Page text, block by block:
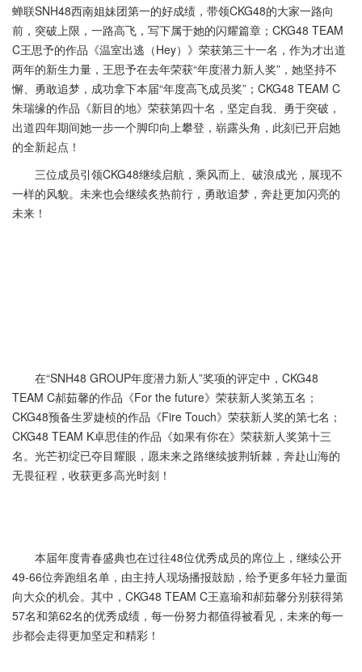
蝉联SNH48西南姐妹团第一的好成绩，带领CKG48的大家一路向
前，突破上限，一路高飞，写下属于她的闪耀篇章；CKG48 TEAM
C王思予的作品《温室出逃（Hey）》荣获第三十一名，作为才出道
两年的新生力量，王思予在去年荣获“年度潜力新人奖”，她坚持不
懈、勇敢追梦，成功拿下本届“年度高飞成员奖”；CKG48 TEAM C
朱瑞缘的作品《新目的地》荣获第四十名，坚定自我、勇于突破，
出道四年期间她一步一个脚印向上攀登，崭露头角，此刻已开启她
的全新起点！
三位成员引领CKG48继续启航，乘风而上、破浪成光，展现不
一样的风貌。未来也会继续炙热前行，勇敢追梦，奔赴更加闪亮的
未来！
在“SNH48 GROUP年度潜力新人”奖项的评定中，CKG48
TEAM C郝茹馨的作品《For the future》荣获新人奖第五名；
CKG48预备生罗婕桢的作品《Fire Touch》荣获新人奖的第七名；
CKG48 TEAM K卓思佳的作品《如果有你在》荣获新人奖第十三
名。光芒初绽已夺目耀眼，愿未来之路继续披荆斩棘，奔赴山海的
无畏征程，收获更多高光时刻！
本届年度青春盛典也在过往48位优秀成员的席位上，继续公开
49-66位奔跑组名单，由主持人现场播报鼓励，给予更多年轻力量面
向大众的机会。其中，CKG48 TEAM C王嘉瑜和郝茹馨分别获得第
57名和第62名的优秀成绩，每一份努力都值得被看见，未来的每一
步都会走得更加坚定和精彩！